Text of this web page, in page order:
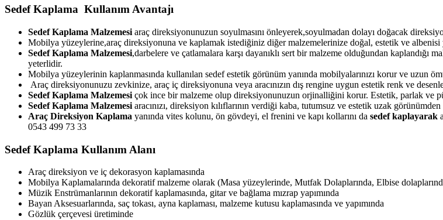
Sedef Kaplama Kullanım Avantajı
Sedef Kaplama Malzemesi araç direksiyonunuzun soyulmasını önleyerek,soyulmadan dolayı doğacak
Mobilya yüzeylerine,araç direksiyonuna ve kaplamak istediğiniz diğer malzemelerinize doğal, estetik ve albenisi
Sedef Kaplama Malzemesi,darbelere ve çatlamalara karşı dayanıklı sert bir malzeme olduğundan
yeterlidir.
Mobilya yüzeylerinin kaplanmasında kullanılan sedef estetik görünüm yanında mobilyalarınızı korur ve uzun
Araç direksiyonunuzu zevkinize, araç iç direksiyonuna veya aracınızın dış rengine uygun estetik renk ve
Sedef Kaplama Malzemesi çok ince bir malzeme olup direksiyonunuzun orjinalliğini korur. Estetik, parlak ve
Sedef Kaplama Malzemesi aracınızı, direksiyon kılıflarının verdiği kaba, tutumsuz ve estetik uzak görünümden
Araç Direksiyon Kaplama yanında vites kolunu, ön gövdeyi, el frenini ve kapı kollarını da sedef kaplayarak
0543 499 73 33
Sedef Kaplama Kullanım Alanı
Araç direksiyon ve iç dekorasyon kaplamasında
Mobilya Kaplamalarında dekoratif malzeme olarak (Masa yüzeylerinde, Mutfak Dolaplarında, Elbise
Müzik Enstrümanlarının dekoratif kaplamasında, gitar ve bağlama mızrap yapımında
Bayan Aksesuarlarında, saç tokası, ayna kaplaması, malzeme kutusu kaplamasında ve yapımında
Gözlük çerçevesi üretiminde